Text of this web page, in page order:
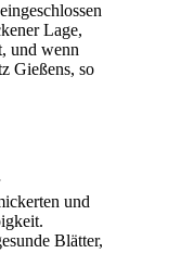
Lage,
und wenn
Gießens, so
und
Blätter,